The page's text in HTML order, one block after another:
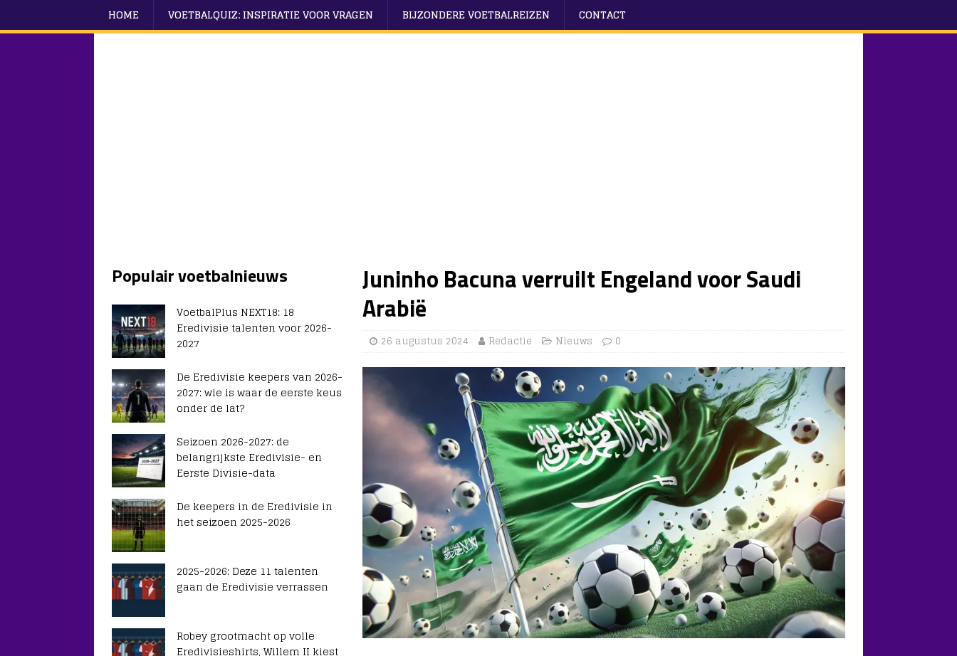
HOME VOETBALQUIZ: INSPIRATIE VOOR VRAGEN BIJZONDERE VOETBALREIZEN CONTACT
Juninho Bacuna verruilt Engeland voor Saudi
Arabië
26 augustus 2024 Redactie Nieuws 0
Populair voetbalnieuws
VoetbalPlus NEXT18: 18
Eredivisie talenten voor 2026-
2027
De Eredivisie keepers van 2026-
2027: wie is waar de eerste keus
onder de lat?
Seizoen 2026-2027: de
belangrijkste Eredivisie- en
Eerste Divisie-data
De keepers in de Eredivisie in
het seizoen 2025-2026
2025-2026: Deze 11 talenten
gaan de Eredivisie verrassen
Robey grootmacht op volle
Eredivisieshirts, Willem II kiest